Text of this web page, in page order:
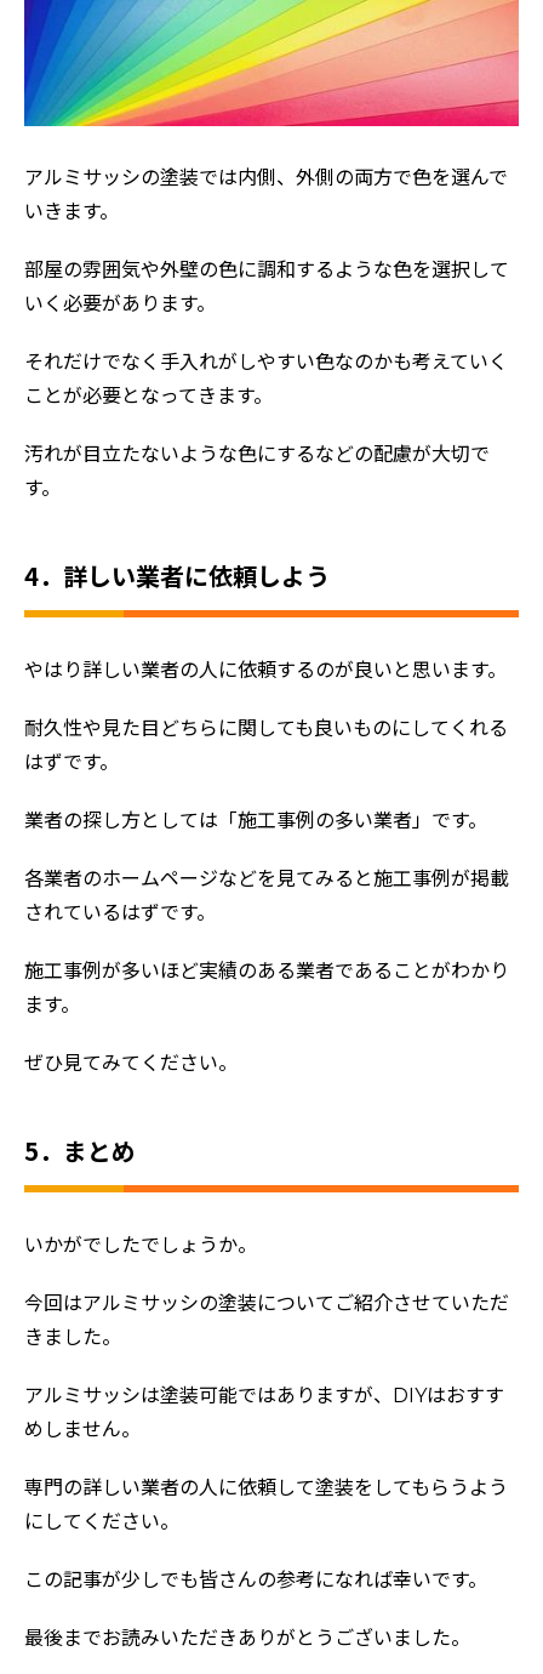
初めての方へ
選ばれる理由
アルミサッシの塗装では内側、外側の両方で色を選んで
いきます。
部屋の雰囲気や外壁の色に調和するような色を選択して
いく必要があります。
それだけでなく手入れがしやすい色なのかも考えていく
ことが必要となってきます。
汚れが目立たないような色にするなどの配慮が大切で
す。
4．詳しい業者に依頼しよう
やはり詳しい業者の人に依頼するのが良いと思います。
耐久性や見た目どちらに関しても良いものにしてくれる
はずです。
業者の探し方としては「施工事例の多い業者」です。
各業者のホームページなどを見てみると施工事例が掲載
されているはずです。
施工事例が多いほど実績のある業者であることがわかり
ます。
ぜひ見てみてください。
5．まとめ
いかがでしたでしょうか。
今回はアルミサッシの塗装についてご紹介させていただ
きました。
アルミサッシは塗装可能ではありますが、DIYはおすす
めしません。
専門の詳しい業者の人に依頼して塗装をしてもらうよう
にしてください。
この記事が少しでも皆さんの参考になれば幸いです。
最後までお読みいただきありがとうございました。